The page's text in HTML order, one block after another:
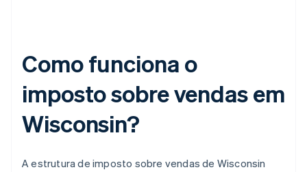
Como funciona o
imposto sobre vendas em
Wisconsin?
A estrutura de imposto sobre vendas de Wisconsin